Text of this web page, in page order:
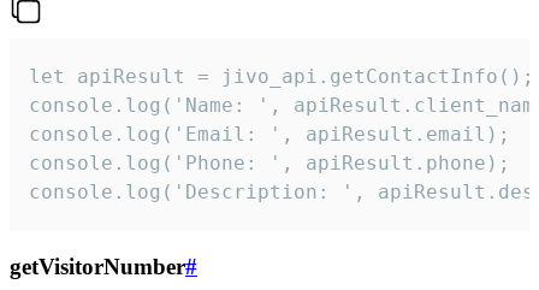
let apiResult = jivo_api.getContactInfo();
console.log('Name: ',
console.log('Email: ', apiResult.email);
console.log('Phone: ', apiResult.phone);
console.log('Description: ',
getVisitorNumber#